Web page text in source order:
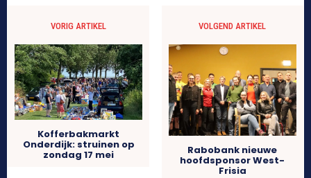
VORIG ARTIKEL
Kofferbakmarkt
Onderdijk: struinen op
zondag 17 mei
VOLGEND ARTIKEL
Rabobank nieuwe
hoofdsponsor West-
Frisia